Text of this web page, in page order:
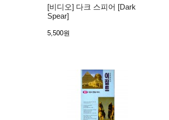
[비디오] 다크 스피어 [Dark
Spear]
5,500원